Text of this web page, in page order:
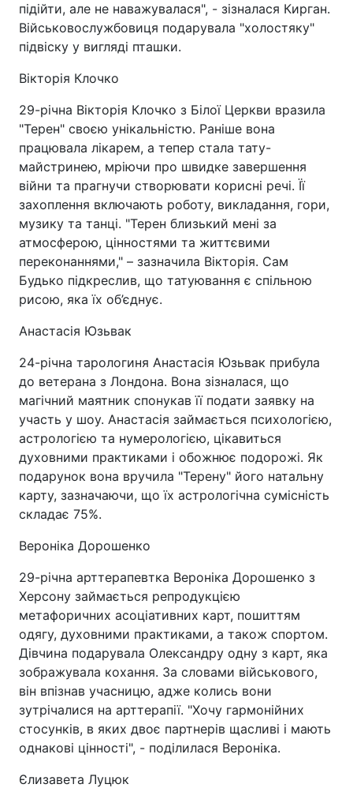
підійти, але не наважувалася", - зізналася Кирган.
Військовослужбовиця подарувала "холостяку"
підвіску у вигляді пташки.
Вікторія Клочко
29-річна Вікторія Клочко з Білої Церкви вразила
"Терен" своєю унікальністю. Раніше вона
працювала лікарем, а тепер стала тату-
майстринею, мріючи про швидке завершення
війни та прагнучи створювати корисні речі. Її
захоплення включають роботу, викладання, гори,
музику та танці. "Терен близький мені за
атмосферою, цінностями та життєвими
переконаннями," – зазначила Вікторія. Сам
Будько підкреслив, що татуювання є спільною
рисою, яка їх об’єднує.
Анастасія Юзьвак
24-річна тарологиня Анастасія Юзьвак прибула
до ветерана з Лондона. Вона зізналася, що
магічний маятник спонукав її подати заявку на
участь у шоу. Анастасія займається психологією,
астрологією та нумерологією, цікавиться
духовними практиками і обожнює подорожі. Як
подарунок вона вручила "Терену" його натальну
карту, зазначаючи, що їх астрологічна сумісність
складає 75%.
Вероніка Дорошенко
29-річна арттерапевтка Вероніка Дорошенко з
Херсону займається репродукцією
метафоричних асоціативних карт, пошиттям
одягу, духовними практиками, а також спортом.
Дівчина подарувала Олександру одну з карт, яка
зображувала кохання. За словами військового,
він впізнав учасницю, адже колись вони
зутрічалися на арттерапії. "Хочу гармонійних
стосунків, в яких двоє партнерів щасливі і мають
однакові цінності", - поділилася Вероніка.
Єлизавета Луцюк